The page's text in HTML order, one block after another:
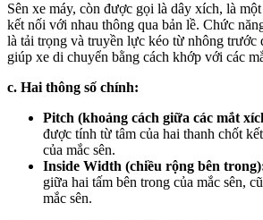
Sên xe máy, còn được gọi là dây xích, là
kết nối với nhau thông qua bản lề. Chức
là tải trọng và truyền lực kéo từ nhông trước
giúp xe di chuyển bằng cách khớp với các
c. Hai thông số chính:
Pitch (khoảng cách giữa các mắt
được tính từ tâm của hai thanh chốt
của mắc sên.
Inside Width (chiều rộng bên
giữa hai tấm bên trong của mắc sên,
mắc sên.